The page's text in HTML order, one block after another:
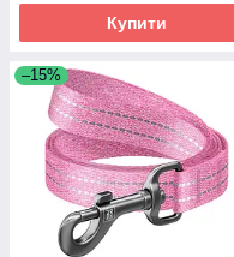
Купити
–15%